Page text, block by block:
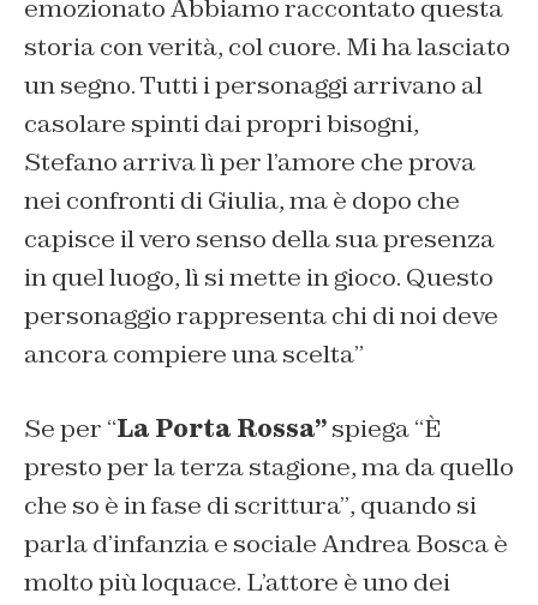
emozionatoAbbiamo raccontato questa
storia con verità, col cuore. Mi ha lasciato
un segno. Tutti i personaggi arrivano al
casolare spinti dai propri bisogni,
Stefano arriva lì per l’amore che prova
nei confronti di Giulia, ma è dopo che
capisce il vero senso della sua presenza
in quel luogo, lì si mette in gioco. Questo
personaggio rappresenta chi di noi deve
ancora compiere una scelta”
Se per “La Porta Rossa”spiega “È
presto per la terza stagione, ma da quello
che so è in fase di scrittura”, quando si
parla d’infanzia e sociale Andrea Bosca è
molto più loquace. L’attore è uno dei